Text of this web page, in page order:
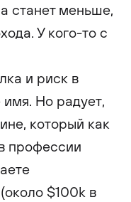
станет меньше,
У кого-то с
и риск в
Но радует,
который как
профессии
$100k в